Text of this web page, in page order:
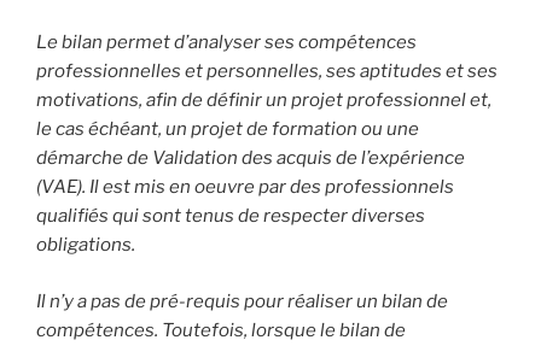
Le bilan permet d’analyser ses compétences
professionnelles et personnelles, ses aptitudes et ses
motivations, afin de définir un projet professionnel et,
le cas échéant, un projet de formation ou une
démarche de Validation des acquis de l’expérience
(VAE). Il est mis en oeuvre par des professionnels
qualifiés qui sont tenus de respecter diverses
obligations.
Il n’y a pas de pré-requis pour réaliser un bilan de
compétences. Toutefois, lorsque le bilan de